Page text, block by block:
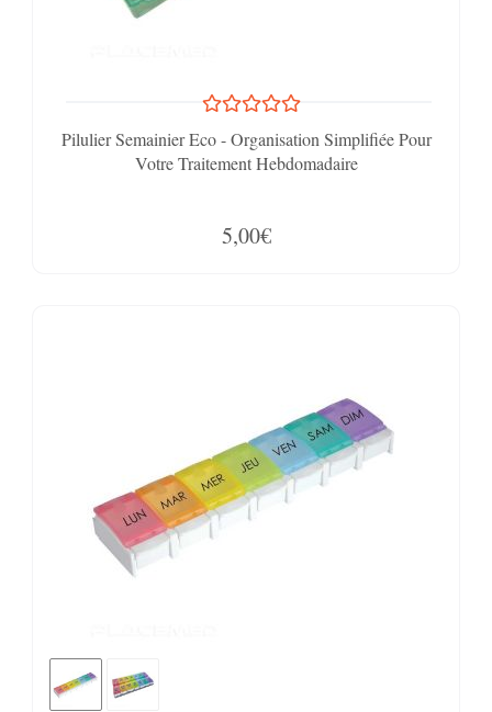
Pilulier Semainier Eco - Organisation Simplifiée Pour
Votre Traitement Hebdomadaire
5,00€